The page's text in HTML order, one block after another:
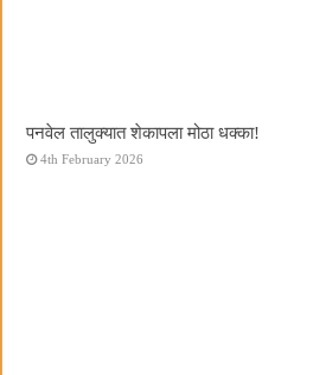
पनवेल तालुक्यात शेकापला मोठा धक्का!
4th February 2026